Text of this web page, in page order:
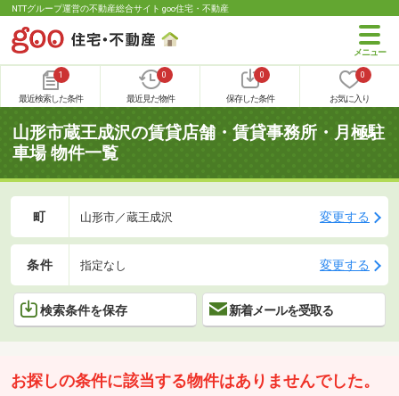
NTTグループ運営の不動産総合サイト goo住宅・不動産
1
最近検索した条件
0
最近見た物件
0
保存した条件
0
お気に入り
山形市蔵王成沢の賃貸店舗・賃貸事務所・月極駐
車場 物件一覧
町 山形市／蔵王成沢 変更する
条件 指定なし 変更する
検索条件を保存 新着メールを受取る
お探しの条件に該当する物件はありませんでした。